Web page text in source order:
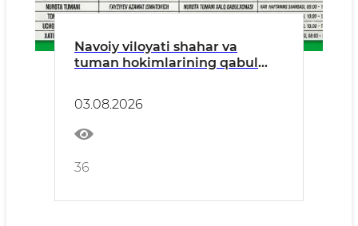
Navoiy viloyati shahar va
tuman hokimlarining qabul
03.08.2026
36